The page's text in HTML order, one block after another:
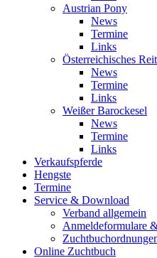
Austrian Pony
News
Termine
Links
Österreichisches
News
Termine
Links
Weißer Barockesel
News
Termine
Links
Verkaufspferde
Hengste
Termine
Service & Download
Verband allgemein
Anmeldeformulare
Online Zuchtbuch